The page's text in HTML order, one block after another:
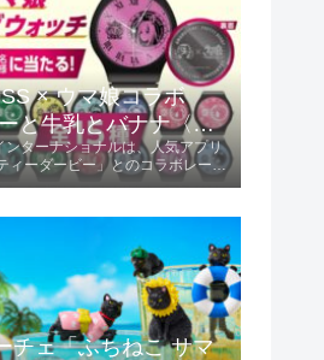
× ウマ娘コラボ
と牛乳とバナナ〈ウ
」2024年6月4日発
ターナショナルは、人気アプリ
ィーダービー」とのコラボレーシ
、価格は税...
チェ「ふちねこ サマ